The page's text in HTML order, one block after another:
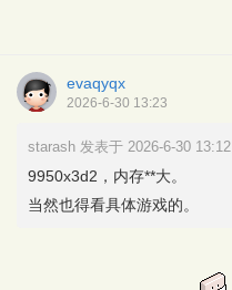
evaqyqx
2026-6-30 13:23
starash 发表于 2026-6-30 13:12
9950x3d2，内存**大。
当然也得看具体游戏的。